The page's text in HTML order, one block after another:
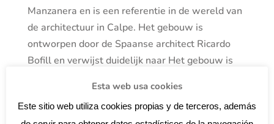
Manzanera en is een referentie in de wereld van
de architectuur in Calpe. Het gebouw is
ontworpen door de Spaanse architect Ricardo
Bofill en verwijst duidelijk naar Het gebouw is
Esta web usa cookies
Este sitio web utiliza cookies propias y de terceros, además